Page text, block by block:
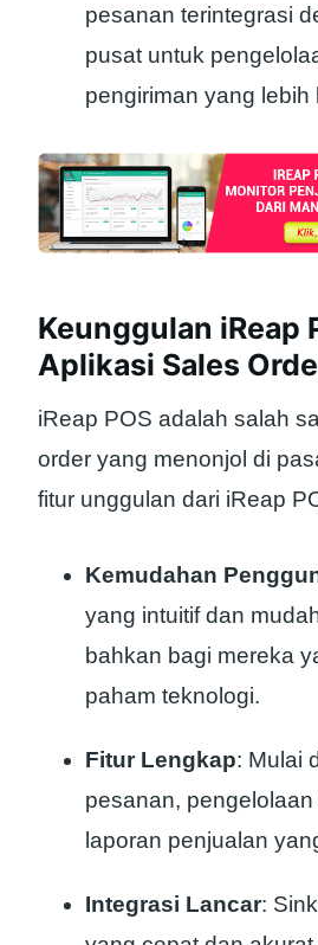
pesanan terintegrasi
pusat untuk
pengiriman yang lebih
Keunggulan iReap
Aplikasi Sales
iReap POS adalah salah
order yang menonjol di
fitur unggulan dari iReap
Kemudahan
yang intuitif dan
bahkan bagi mereka
paham teknologi.
Fitur Lengkap: Mulai
pesanan,
laporan penjualan
Integrasi Lancar: